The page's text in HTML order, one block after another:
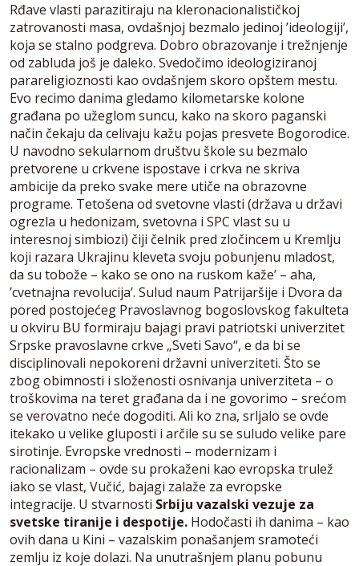
Rđave vlasti parazitiraju na kleronacionalističkoj
zatrovanosti masa, ovdašnjoj bezmalo jedinoj ’ideologiji’,
koja se stalno podgreva. Dobro obrazovanje i trežnjenje
od zabluda još je daleko. Svedočimo ideologiziranoj
parareligioznosti kao ovdašnjem skoro opštem mestu.
Evo recimo danima gledamo kilometarske kolone
građana po užeglom suncu, kako na skoro paganski
način čekaju da celivaju kažu pojas presvete Bogorodice.
U navodno sekularnom društvu škole su bezmalo
pretvorene u crkvene ispostave i crkva ne skriva
ambicije da preko svake mere utiče na obrazovne
programe. Tetošena od svetovne vlasti (država u državi
ogrezla u hedonizam, svetovna i SPC vlast su u
interesnoj simbiozi) čiji čelnik pred zločincem u Kremlju
koji razara Ukrajinu kleveta svoju pobunjenu mladost,
da su tobože – kako se ono na ruskom kaže’ – aha,
’cvetnajna revolucija’. Sulud naum Patrijaršije i Dvora da
pored postojećeg Pravoslavnog bogoslovskog fakulteta
u okviru BU formiraju bajagi pravi patriotski univerzitet
Srpske pravoslavne crkve „Sveti Savo“, e da bi se
disciplinovali nepokoreni državni univerziteti. Što se
zbog obimnosti i složenosti osnivanja univerziteta – o
troškovima na teret građana da i ne govorimo – srećom
se verovatno neće dogoditi. Ali ko zna, srljalo se ovde
itekako u velike gluposti i arčile su se suludo velike pare
sirotinje. Evropske vrednosti – modernizam i
racionalizam – ovde su prokaženi kao evropska trulež
iako se vlast, Vučić, bajagi zalaže za evropske
integracije. U stvarnosti Srbiju vazalski vezuje za
svetske tiranije i despotije. Hodočasti ih danima – kao
ovih dana u Kini – vazalskim ponašanjem sramoteći
zemlju iz koje dolazi. Na unutrašnjem planu pobunu